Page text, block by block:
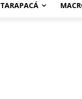
TARAPACÁ